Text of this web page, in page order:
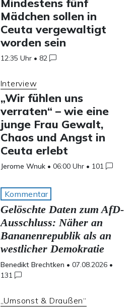
Mindestens fünf
Mädchen sollen in
Ceuta vergewaltigt
worden sein
12:35 Uhr • 82
Interview
„Wir fühlen uns
verraten“ – wie eine
junge Frau Gewalt,
Chaos und Angst in
Ceuta erlebt
Jerome Wnuk • 06:00 Uhr • 101
Kommentar
Gelöschte Daten zum AfD-
Ausschluss: Näher an
Bananenrepublik als an
westlicher Demokratie
Benedikt Brechtken • 07.08.2026 •
131
„Umsonst & Draußen“